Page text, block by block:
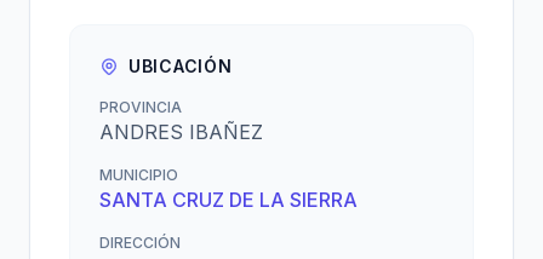
UBICACIÓN
PROVINCIA
ANDRES IBAÑEZ
MUNICIPIO
SANTA CRUZ DE LA SIERRA
DIRECCIÓN